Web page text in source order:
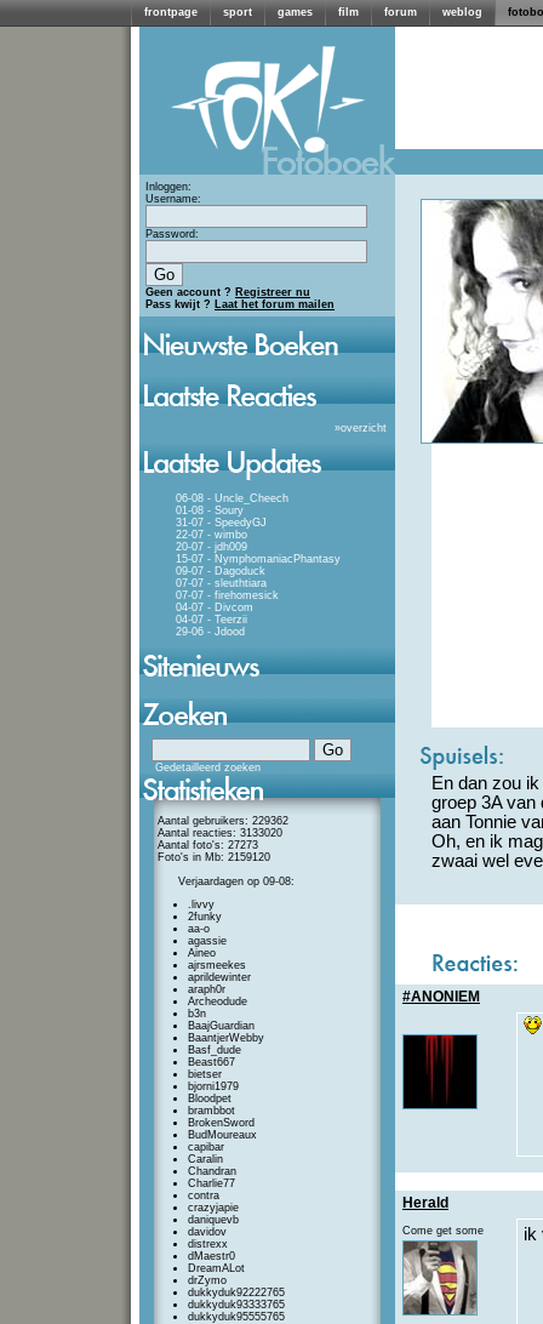
frontpage sport games film forum weblog
Inloggen:
Username:
Password:
Geen account ? Registreer nu
Pass kwijt ? Laat het forum mailen
»overzicht
06-08 - Uncle_Cheech
01-08 - Soury
31-07 - SpeedyGJ
22-07 - wimbo
20-07 - jdh009
15-07 - NymphomaniacPhantasy
09-07 - Dagoduck
07-07 - sleuthtiara
07-07 - firehomesick
04-07 - Divcom
04-07 - Teerzii
29-06 - Jdood
Gedetailleerd zoeken
Aantal gebruikers: 229362
Aantal reacties: 3133020
Aantal foto's: 27273
Foto's in Mb: 2159120
Verjaardagen op 09-08:
.livvy
2funky
aa-o
agassie
Aineo
ajrsmeekes
aprildewinter
araph0r
Archeodude
b3n
BaajGuardian
BaantjerWebby
Basf_dude
Beast667
bietser
bjorni1979
Bloodpet
brambbot
BrokenSword
BudMoureaux
capibar
Caralin
Chandran
Charlie77
contra
crazyjapie
daniquevb
davidov
distrexx
dMaestr0
DreamALot
drZymo
dukkyduk92222765
dukkyduk93333765
dukkyduk95555765
En dan zou
groep 3A van
aan Tonnie
Oh, en ik
zwaai wel
#ANONIEM
Herald
Come get some ik